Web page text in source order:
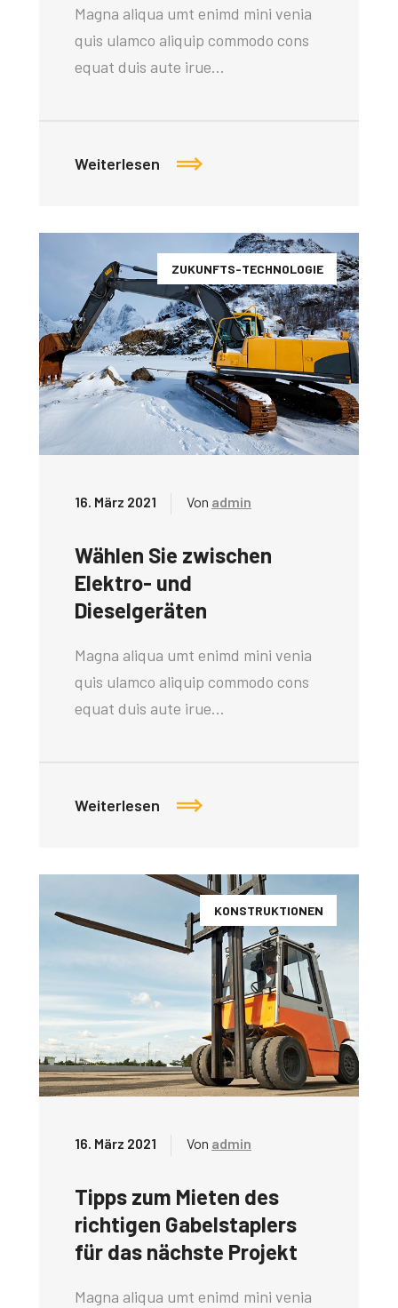
Magna aliqua umt enimd mini venia
quis ulamco aliquip commodo cons
equat duis aute irue…
Weiterlesen
ZUKUNFTS-TECHNOLOGIE
16. März 2021 Von admin
Wählen Sie zwischen
Elektro- und
Dieselgeräten
Magna aliqua umt enimd mini venia
quis ulamco aliquip commodo cons
equat duis aute irue…
Weiterlesen
KONSTRUKTIONEN
16. März 2021 Von admin
Tipps zum Mieten des
richtigen Gabelstaplers
für das nächste Projekt
Magna aliqua umt enimd mini venia